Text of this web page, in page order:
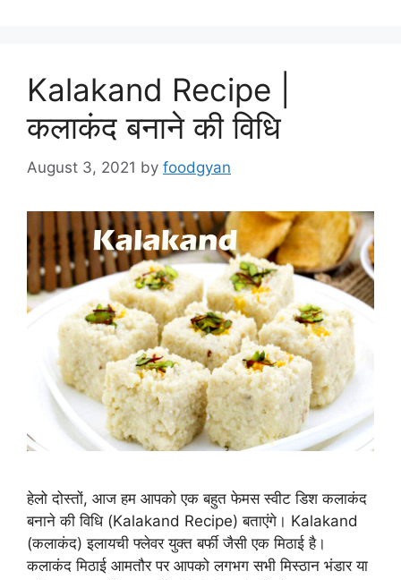
Kalakand Recipe |
कलाकंद बनाने की विधि
August 3, 2021 by foodgyan
हेलो दोस्तों, आज हम आपको एक बहुत फेमस स्वीट डिश कलाकंद
बनाने की विधि (Kalakand Recipe) बताएंगे। Kalakand
(कलाकंद) इलायची फ्लेवर युक्त बर्फी जैसी एक मिठाई है।
कलाकंद मिठाई आमतौर पर आपको लगभग सभी मिस्ठान भंडार या